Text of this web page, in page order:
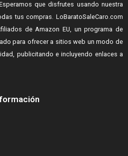
que disfrutes usando nuestra
tus compras. LoBaratoSaleCaro.com
de Amazon EU, un programa de
para ofrecer a sitios web un modo de
publicitando e incluyendo enlaces a